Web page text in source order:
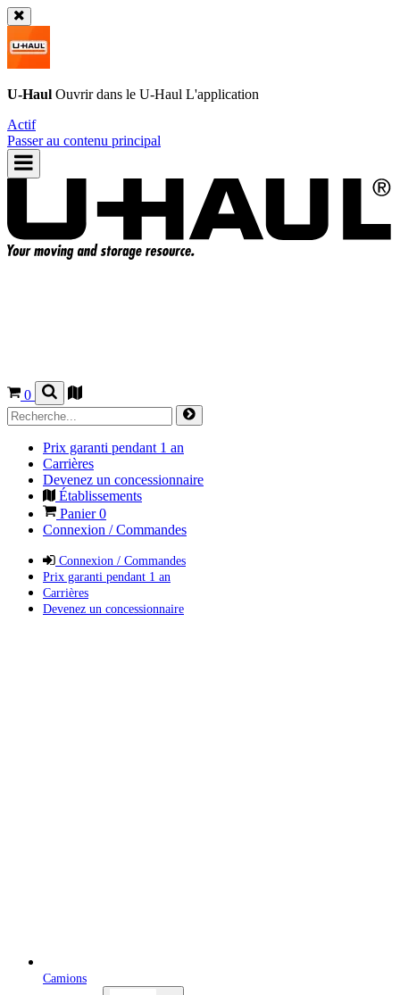
U-Haul Ouvrir dans le U-Haul L'application
Actif
Passer au contenu principal
0
Prix garanti pendant 1 an
Carrières
Devenez un concessionnaire
Établissements
Panier0
Connexion / Commandes
Connexion / Commandes
Prix garanti pendant 1 an
Carrières
Devenez un concessionnaire
Camions